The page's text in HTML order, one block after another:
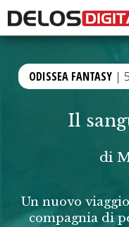
ODISSEA FANTASY | 5
Il
di
Un nuovo
compagnia di